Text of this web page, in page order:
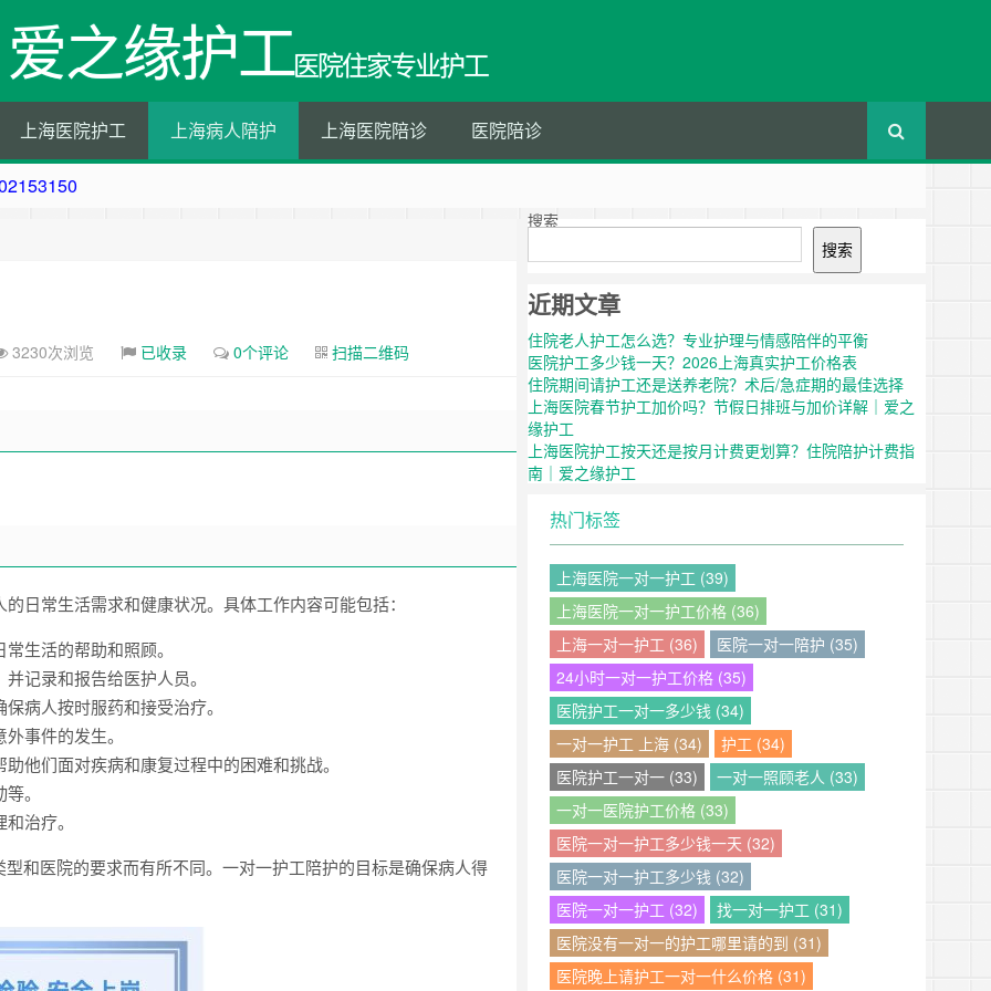
爱之缘护工医院住家专业护工
上海医院护工 上海病人陪护 上海医院陪诊 医院陪诊
3230次浏览 已收录 0个评论 扫描二维码
日常生活需求和健康状况。具体工作内容可能包括：
生活的帮助和照顾。
记录和报告给医护人员。
病人按时服药和接受治疗。
事件的发生。
他们面对疾病和康复过程中的困难和挑战。
。
治疗。
和医院的要求而有所不同。一对一护工陪护的目标是确保病人得
搜索
搜索
近期文章
住院老人护工怎么选？专业护理与情感陪伴的平衡
医院护工多少钱一天？2026上海真实护工价格表
住院期间请护工还是送养老院？术后/急症期的最佳选择
上海医院春节护工加价吗？节假日排班与加价详解｜爱之
缘护工
上海医院护工按天还是按月计费更划算？住院陪护计费指
南｜爱之缘护工
热门标签
上海医院一对一护工 (39)
上海医院一对一护工价格 (36)
上海一对一护工 (36)
医院一对一陪护 (35)
24小时一对一护工价格 (35)
医院护工一对一多少钱 (34)
一对一护工 上海 (34)
护工 (34)
医院护工一对一 (33)
一对一照顾老人 (33)
一对一医院护工价格 (33)
医院一对一护工多少钱一天 (32)
医院一对一护工多少钱 (32)
医院一对一护工 (32)
找一对一护工 (31)
医院没有一对一的护工哪里请的到 (31)
医院晚上请护工一对一什么价格 (31)